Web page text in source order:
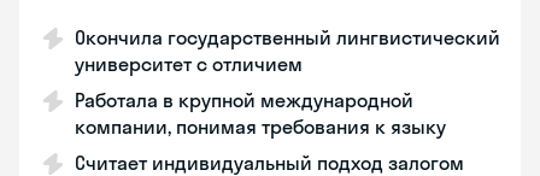
Окончила государственный лингвистический
университет с отличием
Работала в крупной международной
компании, понимая требования к языку
Считает индивидуальный подход залогом